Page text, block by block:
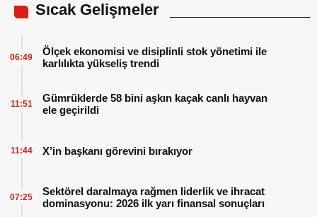
Sıcak Gelişmeler
Ölçek ekonomisi ve disiplinli stok yönetimi ile
karlılıkta yükseliş trendi
06:49
Gümrüklerde 58 bini aşkın kaçak canlı hayvan
ele geçirildi
11:51
X’in başkanı görevini bırakıyor
11:44
Sektörel daralmaya rağmen liderlik ve ihracat
dominasyonu: 2026 ilk yarı finansal sonuçları
07:25